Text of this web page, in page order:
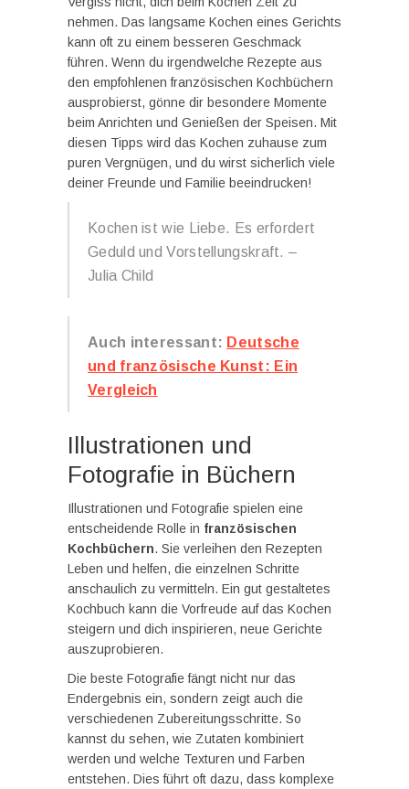
nehmen. Das langsame Kochen eines Gerichts
kann oft zu einem besseren Geschmack
führen. Wenn du irgendwelche Rezepte aus
den empfohlenen französischen Kochbüchern
ausprobierst, gönne dir besondere Momente
beim Anrichten und Genießen der Speisen. Mit
diesen Tipps wird das Kochen zuhause zum
puren Vergnügen, und du wirst sicherlich viele
deiner Freunde und Familie beeindrucken!
Kochen ist wie Liebe. Es erfordert
Geduld und Vorstellungskraft. –
Julia Child
Auch interessant: Deutsche
und französische Kunst: Ein
Vergleich
Illustrationen und
Fotografie in Büchern
Illustrationen und Fotografie spielen eine
entscheidende Rolle in französischen
Kochbüchern. Sie verleihen den Rezepten
Leben und helfen, die einzelnen Schritte
anschaulich zu vermitteln. Ein gut gestaltetes
Kochbuch kann die Vorfreude auf das Kochen
steigern und dich inspirieren, neue Gerichte
auszuprobieren.
Die beste Fotografie fängt nicht nur das
Endergebnis ein, sondern zeigt auch die
verschiedenen Zubereitungsschritte. So
kannst du sehen, wie Zutaten kombiniert
werden und welche Texturen und Farben
entstehen. Dies führt oft dazu, dass komplexe